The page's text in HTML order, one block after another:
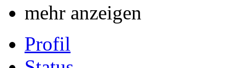
mehr anzeigen
Profil